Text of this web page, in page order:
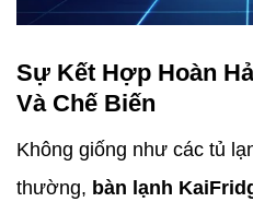
Sự Kết Hợp Hoàn
Và Chế Biến
Không giống như các tủ
thường, bàn lạnh